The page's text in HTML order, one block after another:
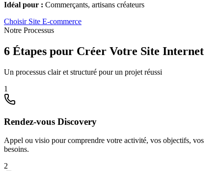
Idéal pour : Commerçants, artisans créateurs
Choisir Site E-commerce
Notre Processus
6 Étapes pour Créer Votre Site Internet
Un processus clair et structuré pour un projet réussi
1
Rendez-vous Discovery
Appel ou visio pour comprendre votre activité, vos objectifs, vos
besoins.
2